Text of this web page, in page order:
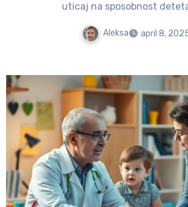
uticaj na sposobnost
Aleksa april 8,